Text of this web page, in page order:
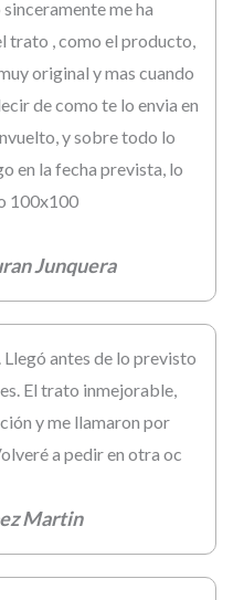
me ha
trato , como el producto,
original y mas cuando
de como te lo envia en
y sobre todo lo
en la fecha prevista, lo
100x100
Junquera
antes de lo previsto
El trato inmejorable,
y me llamaron por
a pedir en otra oc
Martin